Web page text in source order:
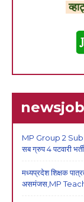
MP Group 2
सब ग्रुप 4 पटवारी
मध्यप्रदेश शिक्षक
असमंजस,MP